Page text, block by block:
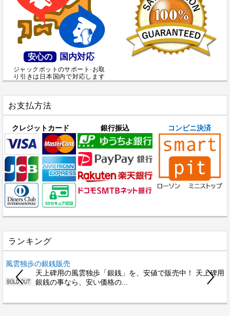
安心の 国内対応
ジャックポットのサポート·お取
り引きは日本国内で対応します
お支払方法
クレジットカード 銀行振込 コンビニ決済
ランキング
風雲独歩の銀銭販売
天上碑用の風雲独歩「銀銭」を、安値で販売中！ 天上碑用
銀銭の事なら、安い価格の...